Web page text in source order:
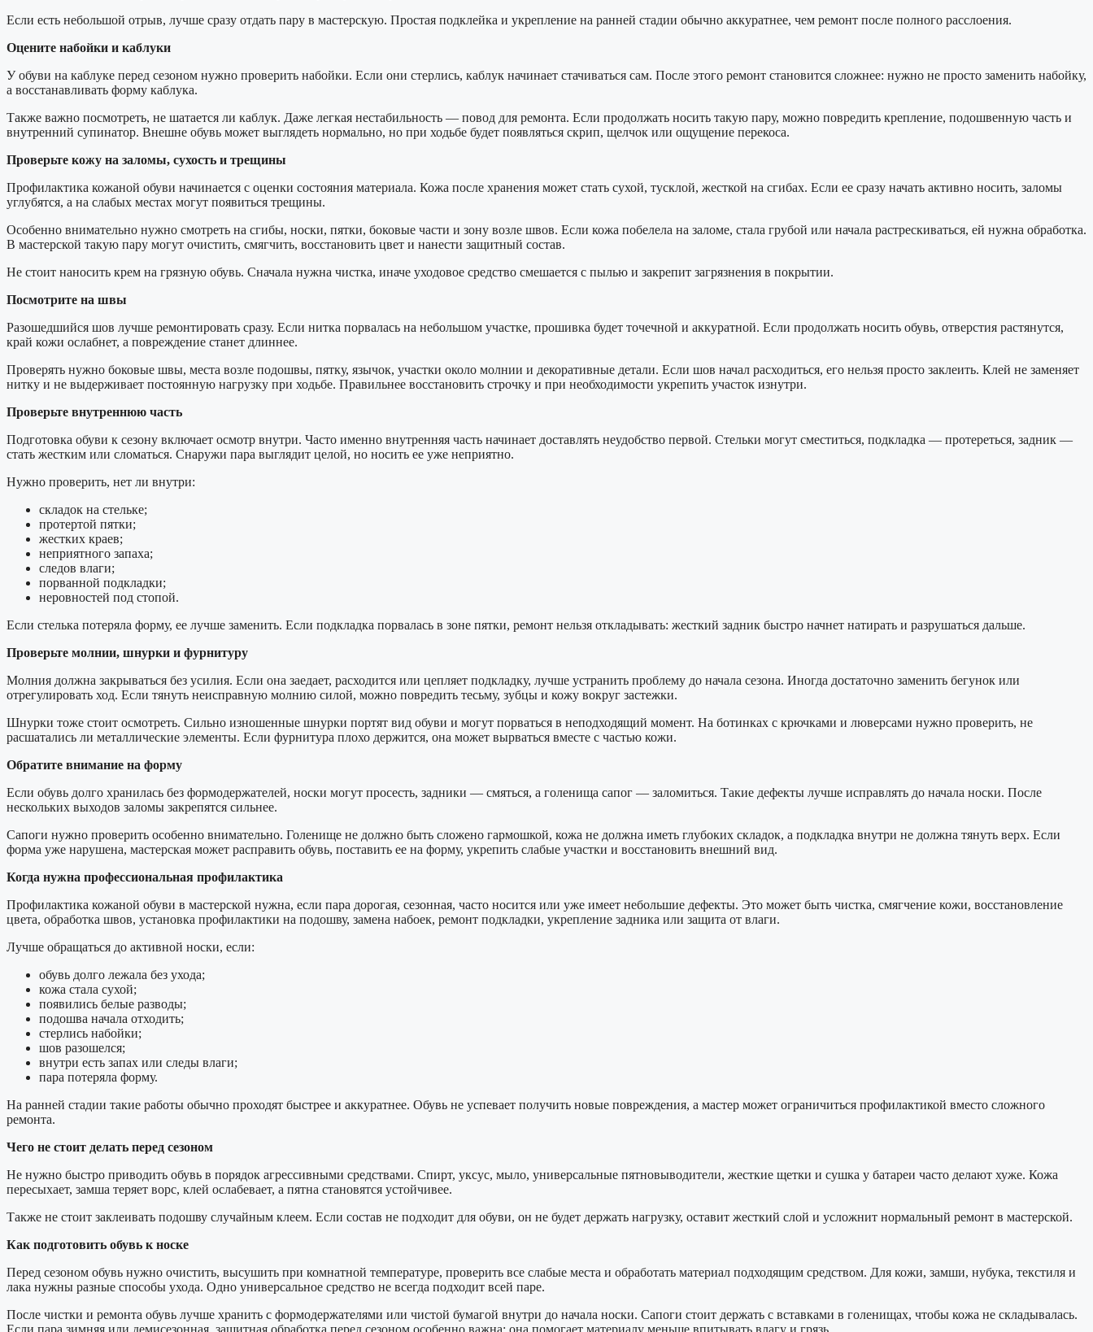
Если есть небольшой отрыв, лучше сразу отдать пару в мастерскую. Простая подклейка и укрепление на ранней стадии обычно аккуратнее, чем ремонт после полного расслоения.
Оцените набойки и каблуки
У обуви на каблуке перед сезоном нужно проверить набойки. Если они стерлись, каблук начинает стачиваться сам. После этого ремонт становится сложнее: нужно не просто заменить набойку,
а восстанавливать форму каблука.
Также важно посмотреть, не шатается ли каблук. Даже легкая нестабильность — повод для ремонта. Если продолжать носить такую пару, можно повредить крепление, подошвенную часть и
внутренний супинатор. Внешне обувь может выглядеть нормально, но при ходьбе будет появляться скрип, щелчок или ощущение перекоса.
Проверьте кожу на заломы, сухость и трещины
Профилактика кожаной обуви начинается с оценки состояния материала. Кожа после хранения может стать сухой, тусклой, жесткой на сгибах. Если ее сразу начать активно носить, заломы
углубятся, а на слабых местах могут появиться трещины.
Особенно внимательно нужно смотреть на сгибы, носки, пятки, боковые части и зону возле швов. Если кожа побелела на заломе, стала грубой или начала растрескиваться, ей нужна обработка.
В мастерской такую пару могут очистить, смягчить, восстановить цвет и нанести защитный состав.
Не стоит наносить крем на грязную обувь. Сначала нужна чистка, иначе уходовое средство смешается с пылью и закрепит загрязнения в покрытии.
Посмотрите на швы
Разошедшийся шов лучше ремонтировать сразу. Если нитка порвалась на небольшом участке, прошивка будет точечной и аккуратной. Если продолжать носить обувь, отверстия растянутся,
край кожи ослабнет, а повреждение станет длиннее.
Проверять нужно боковые швы, места возле подошвы, пятку, язычок, участки около молнии и декоративные детали. Если шов начал расходиться, его нельзя просто заклеить. Клей не заменяет
нитку и не выдерживает постоянную нагрузку при ходьбе. Правильнее восстановить строчку и при необходимости укрепить участок изнутри.
Проверьте внутреннюю часть
Подготовка обуви к сезону включает осмотр внутри. Часто именно внутренняя часть начинает доставлять неудобство первой. Стельки могут сместиться, подкладка — протереться, задник —
стать жестким или сломаться. Снаружи пара выглядит целой, но носить ее уже неприятно.
Нужно проверить, нет ли внутри:
складок на стельке;
протертой пятки;
жестких краев;
неприятного запаха;
следов влаги;
порванной подкладки;
неровностей под стопой.
Если стелька потеряла форму, ее лучше заменить. Если подкладка порвалась в зоне пятки, ремонт нельзя откладывать: жесткий задник быстро начнет натирать и разрушаться дальше.
Проверьте молнии, шнурки и фурнитуру
Молния должна закрываться без усилия. Если она заедает, расходится или цепляет подкладку, лучше устранить проблему до начала сезона. Иногда достаточно заменить бегунок или
отрегулировать ход. Если тянуть неисправную молнию силой, можно повредить тесьму, зубцы и кожу вокруг застежки.
Шнурки тоже стоит осмотреть. Сильно изношенные шнурки портят вид обуви и могут порваться в неподходящий момент. На ботинках с крючками и люверсами нужно проверить, не
расшатались ли металлические элементы. Если фурнитура плохо держится, она может вырваться вместе с частью кожи.
Обратите внимание на форму
Если обувь долго хранилась без формодержателей, носки могут просесть, задники — смяться, а голенища сапог — заломиться. Такие дефекты лучше исправлять до начала носки. После
нескольких выходов заломы закрепятся сильнее.
Сапоги нужно проверить особенно внимательно. Голенище не должно быть сложено гармошкой, кожа не должна иметь глубоких складок, а подкладка внутри не должна тянуть верх. Если
форма уже нарушена, мастерская может расправить обувь, поставить ее на форму, укрепить слабые участки и восстановить внешний вид.
Когда нужна профессиональная профилактика
Профилактика кожаной обуви в мастерской нужна, если пара дорогая, сезонная, часто носится или уже имеет небольшие дефекты. Это может быть чистка, смягчение кожи, восстановление
цвета, обработка швов, установка профилактики на подошву, замена набоек, ремонт подкладки, укрепление задника или защита от влаги.
Лучше обращаться до активной носки, если:
обувь долго лежала без ухода;
кожа стала сухой;
появились белые разводы;
подошва начала отходить;
стерлись набойки;
шов разошелся;
внутри есть запах или следы влаги;
пара потеряла форму.
На ранней стадии такие работы обычно проходят быстрее и аккуратнее. Обувь не успевает получить новые повреждения, а мастер может ограничиться профилактикой вместо сложного
ремонта.
Чего не стоит делать перед сезоном
Не нужно быстро приводить обувь в порядок агрессивными средствами. Спирт, уксус, мыло, универсальные пятновыводители, жесткие щетки и сушка у батареи часто делают хуже. Кожа
пересыхает, замша теряет ворс, клей ослабевает, а пятна становятся устойчивее.
Также не стоит заклеивать подошву случайным клеем. Если состав не подходит для обуви, он не будет держать нагрузку, оставит жесткий слой и усложнит нормальный ремонт в мастерской.
Как подготовить обувь к носке
Перед сезоном обувь нужно очистить, высушить при комнатной температуре, проверить все слабые места и обработать материал подходящим средством. Для кожи, замши, нубука, текстиля и
лака нужны разные способы ухода. Одно универсальное средство не всегда подходит всей паре.
После чистки и ремонта обувь лучше хранить с формодержателями или чистой бумагой внутри до начала носки. Сапоги стоит держать с вставками в голенищах, чтобы кожа не складывалась.
Если пара зимняя или демисезонная, защитная обработка перед сезоном особенно важна: она помогает материалу меньше впитывать влагу и грязь.